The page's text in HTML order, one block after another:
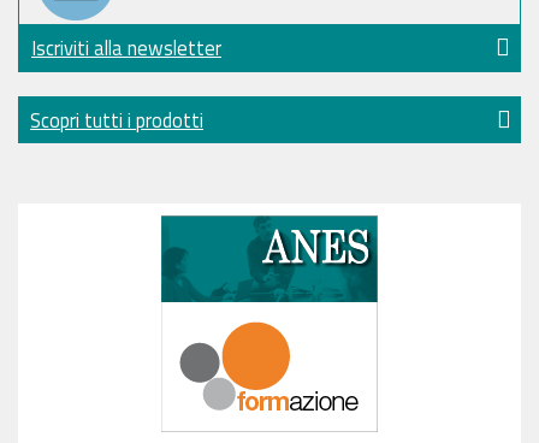
Iscriviti alla newsletter
Scopri tutti i prodotti